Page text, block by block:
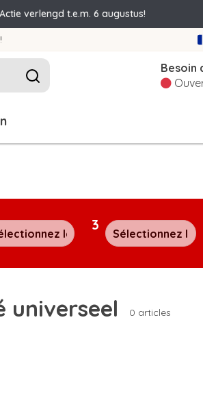
verlengd t.e.m. 6 augustus!
Besoin
3
universeel 0 articles